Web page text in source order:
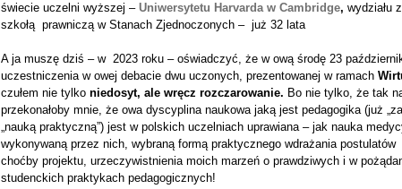
świecie uczelni wyższej – Uniwersytetu Harvarda w Cambridge, wydziału
szkołą prawniczą w Stanach Zjednoczonych – już 32 lata
A ja muszę dziś – w 2023 roku – oświadczyć, że w ową środę 23
uczestniczenia w owej debacie dwu uczonych, prezentowanej w ramach
czułem nie tylkoniedosyt, ale wręcz rozczarowanie. Bo nie tylko, że tak
przekonałoby mnie, że owa dyscyplina naukowa jaką jest pedagogika (już
„nauką praktyczną”) jest w polskich uczelniach uprawiana – jak nauka
wykonywaną przez nich, wybraną formą praktycznego wdrażania
choćby projektu, urzeczywistnienia moich marzeń o prawdziwych i w
studenckich praktykach pedagogicznych!